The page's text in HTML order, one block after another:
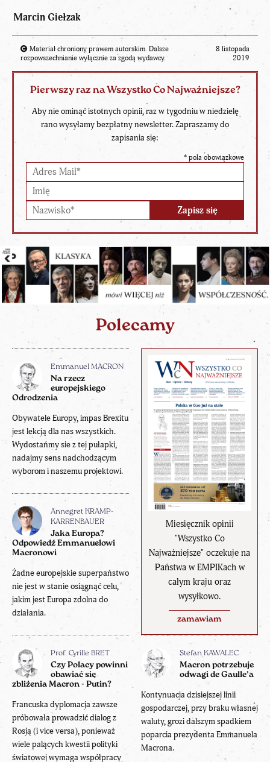
Marcin Giełzak
Materiał chroniony prawem autorskim. Dalsze
rozpowszechnianie wyłącznie za zgodą wydawcy.
8 listopada
2019
Pierwszy raz na Wszystko Co Najważniejsze?
Aby nie ominąć istotnych opinii, raz w tygodniu w niedzielę
rano wysyłamy bezpłatny newsletter. Zapraszamy do
zapisania się:
* pola obowiązkowe
Polecamy
Miesięcznik opinii
"Wszystko Co
Najważniejsze" oczekuje na
Państwa w EMPIKach w
całym kraju oraz
wysyłkowo.
zamawiam
Emmanuel MACRON
Na rzecz
europejskiego
Odrodzenia
Obywatele Europy, impas Brexitu
jest lekcją dla nas wszystkich.
Wydostańmy sie z tej pułapki,
nadajmy sens nadchodzącym
wyborom i naszemu projektowi.
Annegret KRAMP-
KARRENBAUER
Jaka Europa?
Odpowiedź Emmanuelowi
Macronowi
Żadne europejskie superpaństwo
nie jest w stanie osiągnąć celu,
jakim jest Europa zdolna do
działania.
Prof. Cyrille BRET
Czy Polacy powinni
obawiać się
zbliżenia Macron - Putin?
Francuska dyplomacja zawsze
próbowała prowadzić dialog z
Rosją (i vice versa), ponieważ
wiele palących kwestii polityki
światowej wymaga współpracy
Stefan KAWALEC
Macron potrzebuje
odwagi de Gaulle’a
Kontynuacja dzisiejszej linii
gospodarczej, przy braku własnej
waluty, grozi dalszym spadkiem
poparcia prezydenta Emmanuela
Macrona.